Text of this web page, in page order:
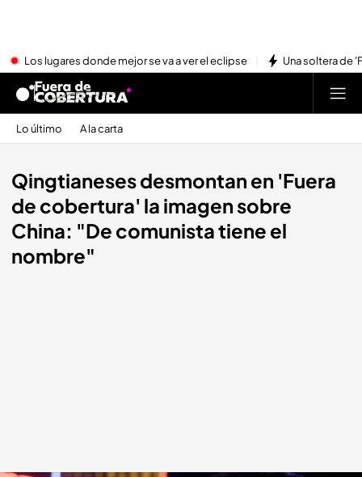
Los lugares donde mejor se va a ver el eclipse Una soltera de
Lo último A la carta
Qingtianeses desmontan en 'Fuera
de cobertura' la imagen sobre
China: "De comunista tiene el
nombre"